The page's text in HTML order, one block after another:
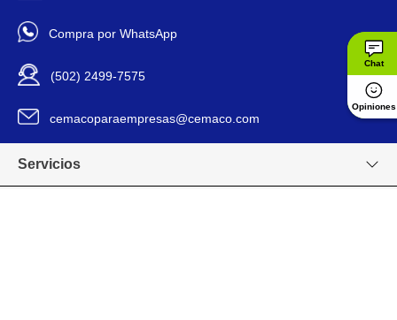
Compra por WhatsApp
(502) 2499-7575
cemacoparaempresas@cemaco.com
Servicios
Chat
Opiniones